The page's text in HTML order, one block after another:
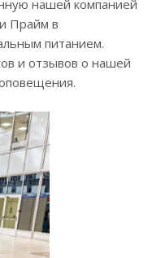
нашей компанией
Прайм в
питанием.
и отзывов о нашей